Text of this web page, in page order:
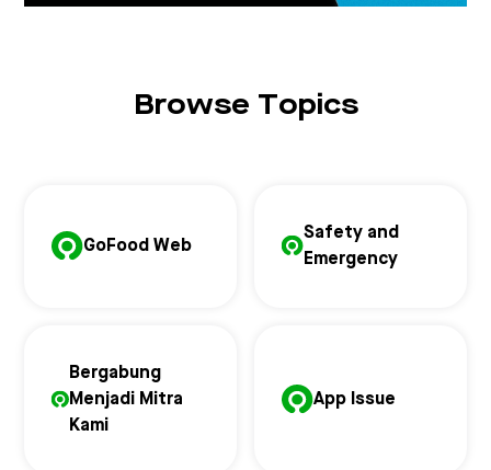
Browse Topics
GoFood Web
Safety and
Emergency
Bergabung
Menjadi Mitra
Kami
App Issue